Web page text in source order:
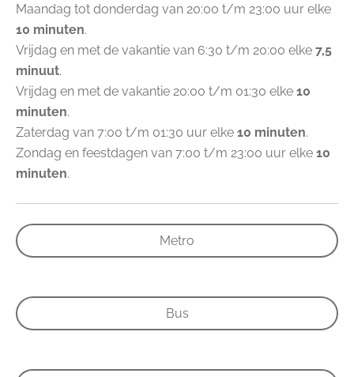
Maandag tot donderdag van 20:00 t/m 23:00 uur elke
10 minuten.
Vrijdag en met de vakantie van 6:30 t/m 20:00 elke 7,5
minuut.
Vrijdag en met de vakantie 20:00 t/m 01:30 elke 10
minuten.
Zaterdag van 7:00 t/m 01:30 uur elke 10 minuten.
Zondag en feestdagen van 7:00 t/m 23:00 uur elke 10
minuten.
Metro
Bus